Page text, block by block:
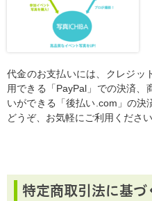
代金のお支払いには、クレジッ
用できる「PayPal」での決済、
いができる「後払い.com」の決
どうぞ、お気軽にご利用ください
特定商取引法に基づ